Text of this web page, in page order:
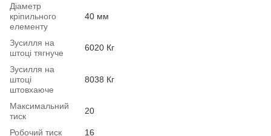
Діаметр
кріпильного
елементу
40 мм
Зусилля на
штоці тягнуче
6020 Кг
Зусилля на
штоці
штовхаюче
8038 Кг
Максимальний
тиск
20
Робочий тиск 16